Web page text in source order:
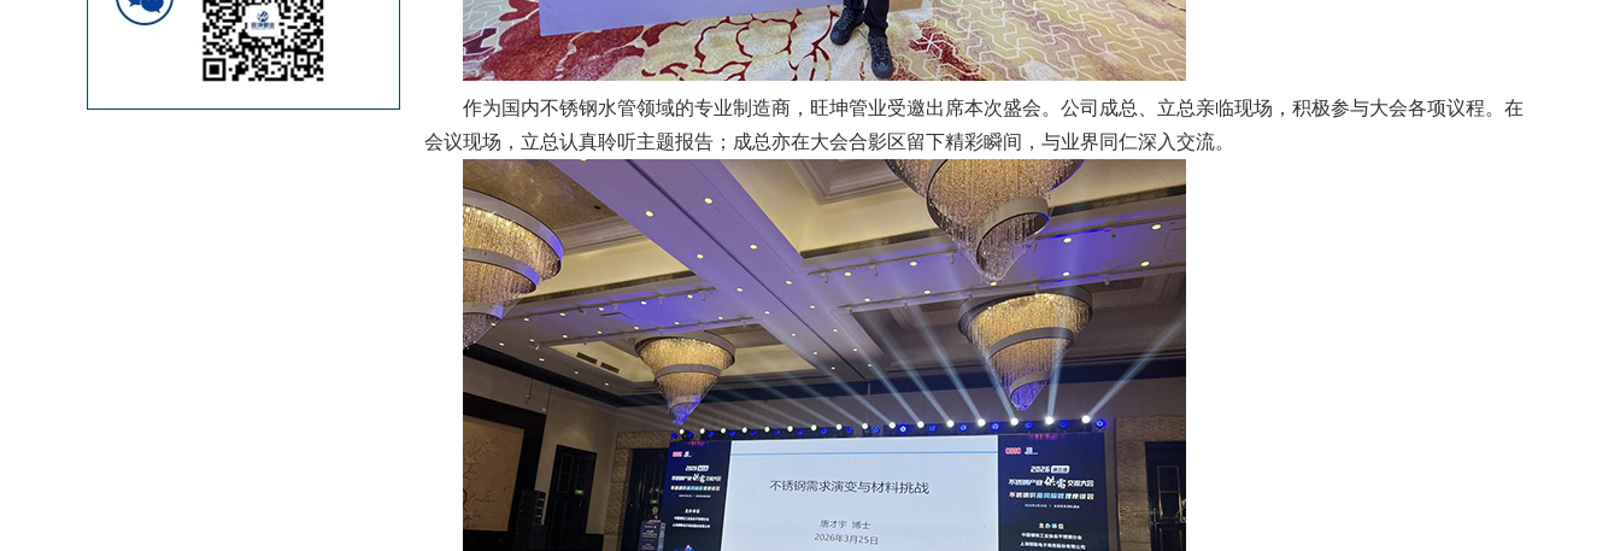
作为国内不锈钢水管领域的专业制造商，旺坤管业受邀出席本次盛会。公司成总、立总亲临现场，积极参与大会各项议程。在
会议现场，立总认真聆听主题报告；成总亦在大会合影区留下精彩瞬间，与业界同仁深入交流。